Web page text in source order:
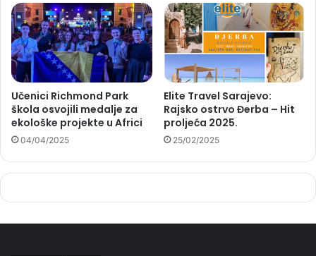
Učenici Richmond Park
škola osvojili medalje za
ekološke projekte u Africi
04/04/2025
Elite Travel Sarajevo:
Rajsko ostrvo Đerba – Hit
proljeća 2025.
25/02/2025